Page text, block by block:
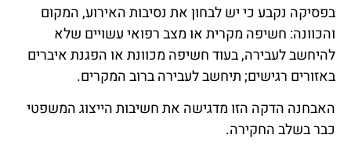
בפסיקה נקבע כי יש לבחון את נסיבות האירוע, המקום
והכוונה: חשיפה מקרית או מצב רפואי עשויים שלא
להיחשב לעבירה, בעוד חשיפה מכוונת או הפגנת איברים
באזורים רגישים; תיחשב לעבירה ברוב המקרים.
האבחנה הדקה הזו מדגישה את חשיבות הייצוג המשפטי
כבר בשלב החקירה.